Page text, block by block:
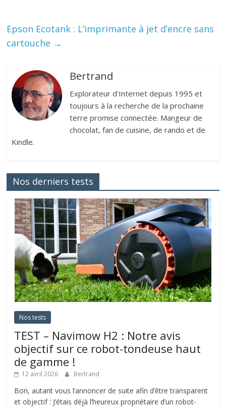
Epson Ecotank : L’imprimante à jet d’encre sans
cartouche →
Bertrand
Explorateur d'Internet depuis 1995 et
toujours à la recherche de la prochaine
terre promise connectée. Mangeur de
chocolat, fan de cuisine, de rando et de
Kindle.
Nos derniers tests
Nos tests
TEST – Navimow H2 : Notre avis
objectif sur ce robot-tondeuse haut
de gamme !
12 avril 2026 Bertrand
Bon, autant vous l’annoncer de suite afin d’être transparent
et objectif : J’étais déjà l’heureux propriétaire d’un robot-